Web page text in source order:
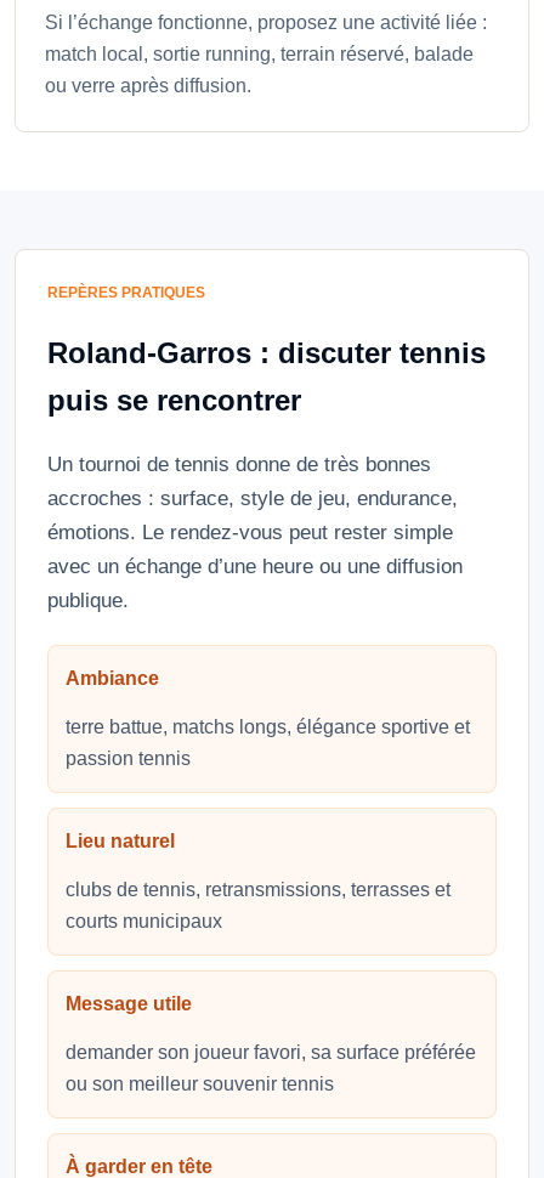
Si l’échange fonctionne, proposez une activité liée :
match local, sortie running, terrain réservé, balade
ou verre après diffusion.
REPÈRES PRATIQUES
Roland-Garros : discuter tennis
puis se rencontrer
Un tournoi de tennis donne de très bonnes
accroches : surface, style de jeu, endurance,
émotions. Le rendez-vous peut rester simple
avec un échange d’une heure ou une diffusion
publique.
Ambiance
terre battue, matchs longs, élégance sportive et
passion tennis
Lieu naturel
clubs de tennis, retransmissions, terrasses et
courts municipaux
Message utile
demander son joueur favori, sa surface préférée
ou son meilleur souvenir tennis
À garder en tête